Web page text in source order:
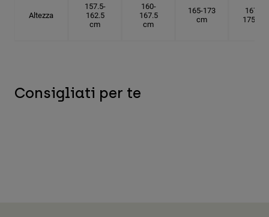
Altezza
157.5-
162.5
cm
160-
167.5
cm
165-173
cm
167.5-
175 cm
Consigliati per te